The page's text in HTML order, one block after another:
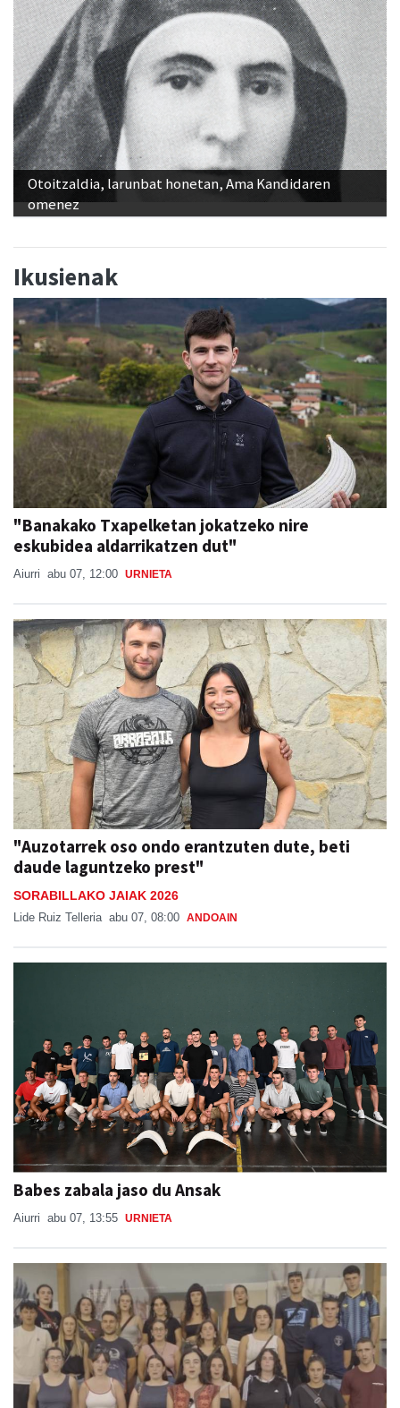
Otoitzaldia, larunbat honetan, Ama Kandidaren
omenez
"Banakako Txapelketan jokatzeko nire
eskubidea aldarrikatzen dut"
Aiurri abu 07, 12:00 URNIETA
"Auzotarrek oso ondo erantzuten dute, beti
daude laguntzeko prest"
SORABILLAKO JAIAK 2026
Lide Ruiz Telleria abu 07, 08:00
Babes zabala jaso du Ansak